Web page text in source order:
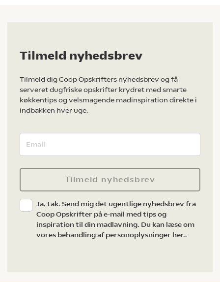
Tilmeld nyhedsbrev
Tilmeld dig Coop Opskrifters nyhedsbrev og få
serveret dugfriske opskrifter krydret med smarte
køkkentips og velsmagende madinspiration direkte i
indbakken hver uge.
Tilmeld nyhedsbrev
Ja, tak. Send mig det ugentlige nyhedsbrev fra
Coop Opskrifter på e-mail med tips og
inspiration til din madlavning. Du kan læse om
vores behandling af personoplysninger her..